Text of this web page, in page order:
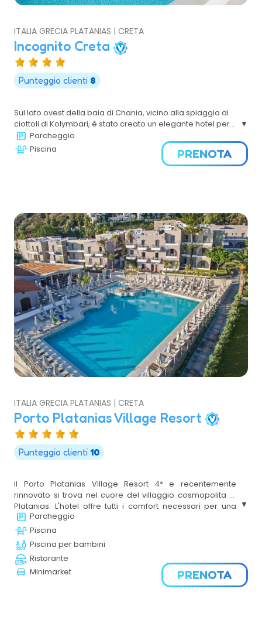
ITALIA GRECIA PLATANIAS | CRETA
Incognito Creta
Punteggio clienti 8
Sul lato ovest della baia di Chania, vicino alla spiaggia di
ciottoli di Kolymbari, è stato creato un elegante hotel per
famiglie e coppie, con suite di alta qualità.
Parcheggio
Piscina
PRENOTA
ITALIA GRECIA PLATANIAS | CRETA
Porto Platanias Village Resort
Punteggio clienti 10
Il Porto Platanias Village Resort 4* e recentemente
rinnovato si trova nel cuore del villaggio cosmopolita di
Platanias. L'hotel offre tutti i comfort necessari per una
vacanza rilassante: un'atmosfera familiare, attenzione ai
dettagli, camere arredate in stile elegante e un ambiente
esterno tranquillo con piccoli sentieri pittoreschi, piazze e
giardini pieni di fiori.
Parcheggio
Piscina
Piscina per bambini
Ristorante
Minimarket
PRENOTA